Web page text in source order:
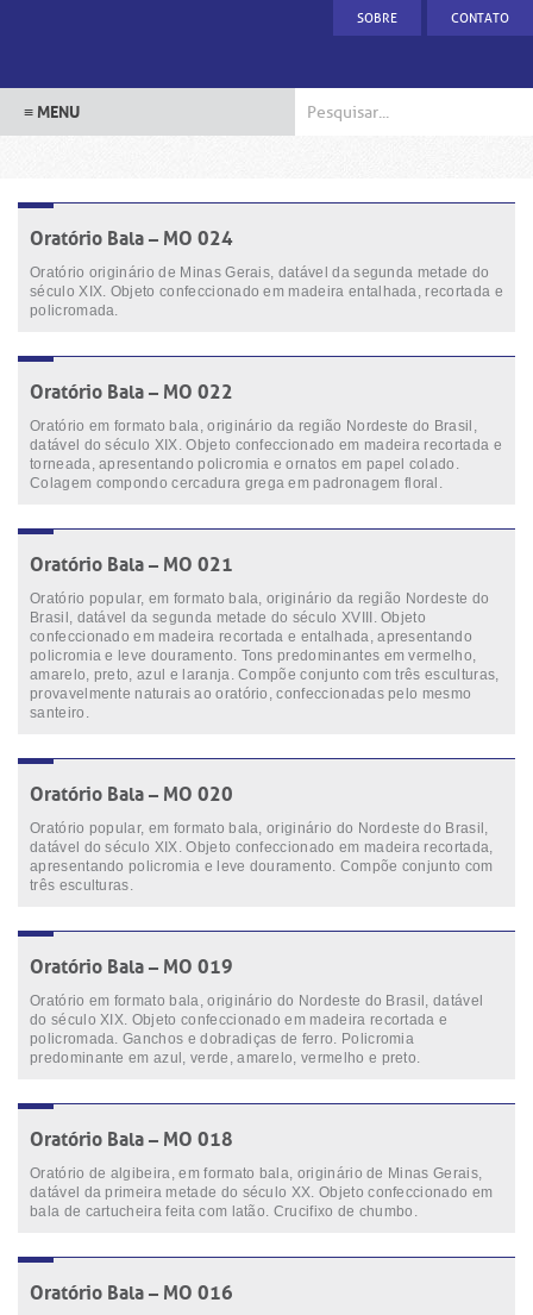
SOBRE CONTATO
Oratório Bala – MO 024
Oratório originário de Minas Gerais, datável da segunda metade do
século XIX. Objeto confeccionado em madeira entalhada, recortada e
policromada.
Oratório Bala – MO 022
Oratório em formato bala, originário da região Nordeste do Brasil,
datável do século XIX. Objeto confeccionado em madeira recortada e
torneada, apresentando policromia e ornatos em papel colado.
Colagem compondo cercadura grega em padronagem floral.
Oratório Bala – MO 021
Oratório popular, em formato bala, originário da região Nordeste do
Brasil, datável da segunda metade do século XVIII. Objeto
confeccionado em madeira recortada e entalhada, apresentando
policromia e leve douramento. Tons predominantes em vermelho,
amarelo, preto, azul e laranja. Compõe conjunto com três esculturas,
provavelmente naturais ao oratório, confeccionadas pelo mesmo
santeiro.
Oratório Bala – MO 020
Oratório popular, em formato bala, originário do Nordeste do Brasil,
datável do século XIX. Objeto confeccionado em madeira recortada,
apresentando policromia e leve douramento. Compõe conjunto com
três esculturas.
Oratório Bala – MO 019
Oratório em formato bala, originário do Nordeste do Brasil, datável
do século XIX. Objeto confeccionado em madeira recortada e
policromada. Ganchos e dobradiças de ferro. Policromia
predominante em azul, verde, amarelo, vermelho e preto.
Oratório Bala – MO 018
Oratório de algibeira, em formato bala, originário de Minas Gerais,
datável da primeira metade do século XX. Objeto confeccionado em
bala de cartucheira feita com latão. Crucifixo de chumbo.
Oratório Bala – MO 016